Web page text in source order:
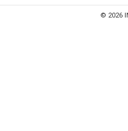
© 2026